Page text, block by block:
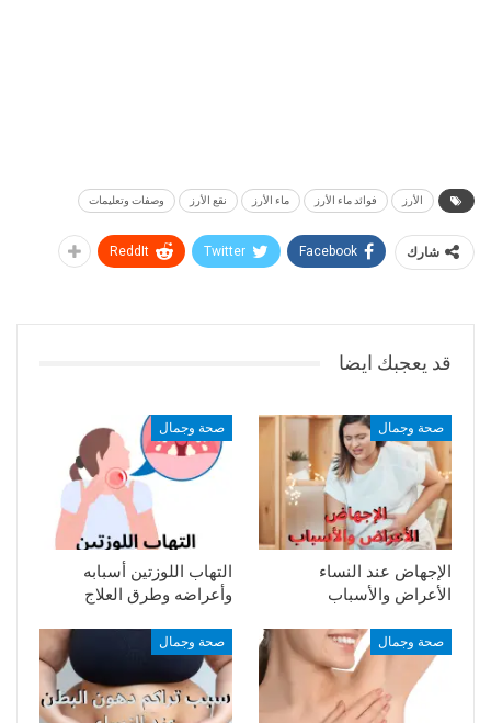
الأرز فوائد ماء الأرز ماء الأرز نقع الأرز وصفات وتعليمات
شارك Facebook
Twitter
ReddIt
قد يعجبك ايضا
صحة وجمال
الإجهاض عند النساء
الأعراض والأسباب
صحة وجمال
التهاب اللوزتين أسبابه
وأعراضه وطرق العلاج
صحة وجمال صحة وجمال